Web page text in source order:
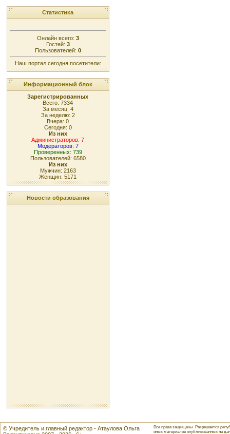
Статистика
Онлайн всего: 3
Гостей: 3
Пользователей: 0
Наш портал сегодня посетители:
Информационный блок
Зарегистрированных
Всего: 7334
За месяц: 4
За неделю: 2
Вчера: 0
Сегодня: 0
Из них
Администраторов: 7
Модераторов: 7
Проверенных: 739
Пользователей: 6580
Из них
Мужчин: 2163
Женщин: 5171
Новости образования
© Учредитель и главный редактор - Атаулова Ольга
Все права защищены. Разрешается
иных материалов опубликованных на